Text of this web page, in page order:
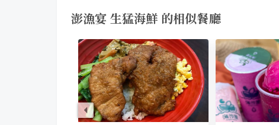
澎漁宴 生猛海鮮 的相似餐廳